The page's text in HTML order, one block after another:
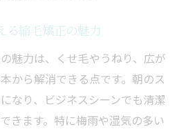
る縮毛矯正の魅力
魅力は、くせ毛やうねり、広が
から解消できる点です。朝のス
なり、ビジネスシーンでも清潔
きます。特に梅雨や湿気の多い